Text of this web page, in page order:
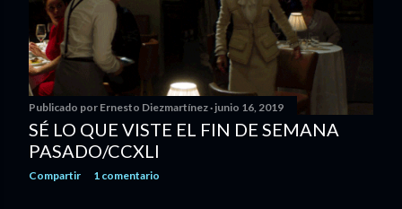
Publicado por Ernesto Diezmartínez junio 16, 2019
SÉ LO QUE VISTE EL FIN DE SEMANA
PASADO/CCXLI
Compartir 1 comentario